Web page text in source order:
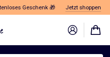
Geschenk 🎁 Jetzt shoppen